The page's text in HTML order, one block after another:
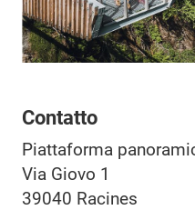
Contatto
Piattaforma
Via Giovo 1
39040 Racines